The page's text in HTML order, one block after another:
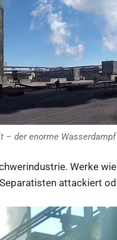
– der enorme
Werke
attackiert